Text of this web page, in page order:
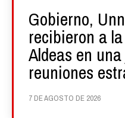
Gobierno,
recibieron a
Aldeas en
reuniones
7 DE AGOSTO DE 2026